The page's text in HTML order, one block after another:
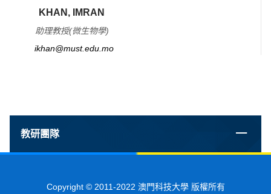
KHAN, IMRAN
助理教授(微生物學)
ikhan@must.edu.mo
教研團隊
Copyright © 2011-2022 澳門科技大學 版權所有